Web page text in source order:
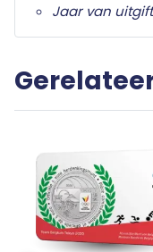
Jaar van